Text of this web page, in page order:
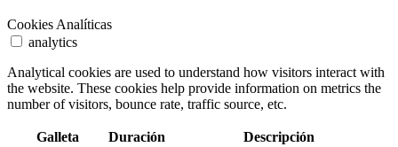
Cookies Analíticas
analytics
Analytical cookies are used to understand how visitors interact with
the website. These cookies help provide information on metrics the
number of visitors, bounce rate, traffic source, etc.
Galleta Duración Descripción